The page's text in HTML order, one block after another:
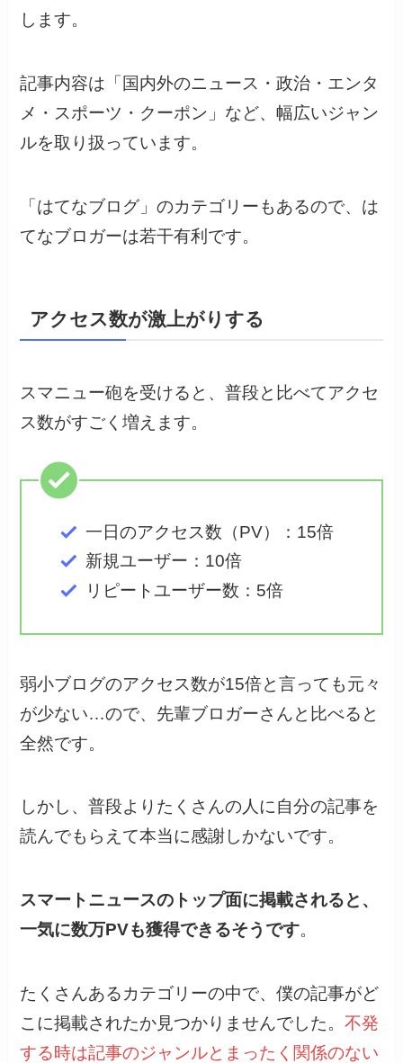
します。
記事内容は「国内外のニュース・政治・エンタ
メ・スポーツ・クーポン」など、幅広いジャン
ルを取り扱っています。
「はてなブログ」のカテゴリーもあるので、は
てなブロガーは若干有利です。
アクセス数が激上がりする
スマニュー砲を受けると、普段と比べてアクセ
ス数がすごく増えます。
一日のアクセス数（PV）：15倍
新規ユーザー：10倍
リピートユーザー数：5倍
弱小ブログのアクセス数が15倍と言っても元々
が少ない…ので、先輩ブロガーさんと比べると
全然です。
しかし、普段よりたくさんの人に自分の記事を
読んでもらえて本当に感謝しかないです。
スマートニュースのトップ面に掲載されると、
一気に数万PVも獲得できるそうです。
たくさんあるカテゴリーの中で、僕の記事がど
こに掲載されたか見つかりませんでした。不発
する時は記事のジャンルとまったく関係のない